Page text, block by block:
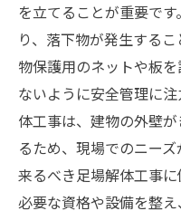
を立てることが重要で
り、落下物が発生する
物保護用のネットや板
ないように安全管理に
体工事は、建物の外壁
るため、現場でのニーズ
来るべき足場解体工事
必要な資格や設備を整